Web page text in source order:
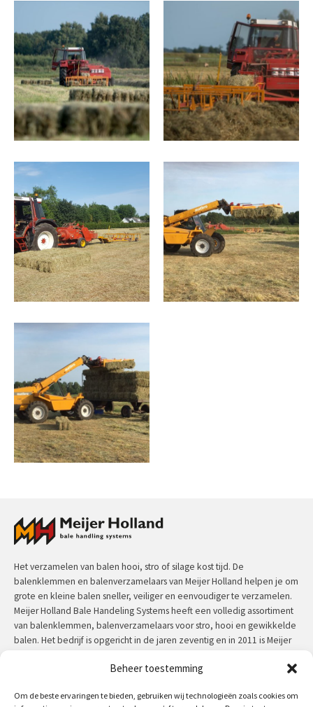
Beheer toestemming
Om de beste ervaringen te bieden, gebruiken wij technologieën zoals cookies om
Het verzamelen van balen hooi, stro of silage kost tijd. De
balenklemmen en balenverzamelaars van Meijer Holland helpen je om
grote en kleine balen sneller, veiliger en eenvoudiger te verzamelen.
Meijer Holland Bale Handeling Systems heeft een volledig assortiment
van balenklemmen, balenverzamelaars voor stro, hooi en gewikkelde
balen. Het bedrijf is opgericht in de jaren zeventig en in 2011 is Meijer
hebben een uitzonderlijke kwaliteit en zijn door de jaren heen in